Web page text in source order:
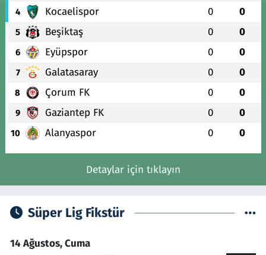
4 Kocaelispor 0 0
5 Beşiktaş 0 0
6 Eyüpspor 0 0
7 Galatasaray 0 0
8 Çorum FK 0 0
9 Gaziantep FK 0 0
10 Alanyaspor 0 0
Detaylar için tıklayın
Süper Lig Fikstür
14 Ağustos, Cuma